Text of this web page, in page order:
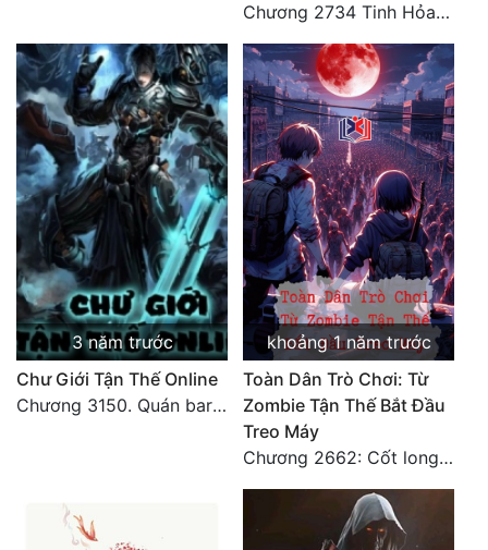
Chương 2734 Tinh Hỏa (Đại kết cục) (2)
3 năm trước
Chư Giới Tận Thế Online
Chương 3150. Quán bar Huyết Hải. Hết
khoảng 1 năm trước
Toàn Dân Trò Chơi: Từ
Zombie Tận Thế Bắt Đầu
Treo Máy
Chương 2662: Cốt long tiểu đội